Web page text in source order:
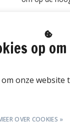
ABONNEER
op
onze website
OVER COOKIES »